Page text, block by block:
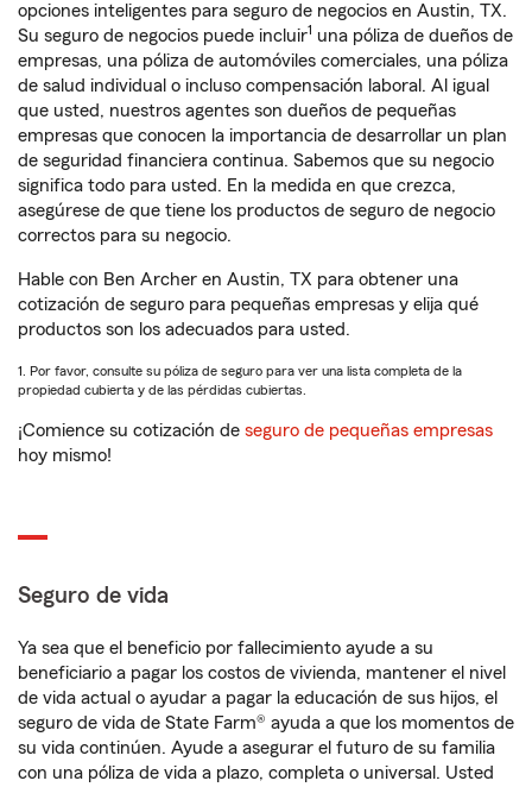
opciones inteligentes para seguro de negocios en Austin, TX.
Su seguro de negocios puede incluir1 una póliza de dueños de
empresas, una póliza de automóviles comerciales, una póliza
de salud individual o incluso compensación laboral. Al igual
que usted, nuestros agentes son dueños de pequeñas
empresas que conocen la importancia de desarrollar un plan
de seguridad financiera continua. Sabemos que su negocio
significa todo para usted. En la medida en que crezca,
asegúrese de que tiene los productos de seguro de negocio
correctos para su negocio.
Hable con Ben Archer en Austin, TX para obtener una
cotización de seguro para pequeñas empresas y elija qué
productos son los adecuados para usted.
1. Por favor, consulte su póliza de seguro para ver una lista completa de la
propiedad cubierta y de las pérdidas cubiertas.
¡Comience su cotización de seguro de pequeñas empresas
hoy mismo!
Seguro de vida
Ya sea que el beneficio por fallecimiento ayude a su
beneficiario a pagar los costos de vivienda, mantener el nivel
de vida actual o ayudar a pagar la educación de sus hijos, el
seguro de vida de State Farm® ayuda a que los momentos de
su vida continúen. Ayude a asegurar el futuro de su familia
con una póliza de vida a plazo, completa o universal. Usted